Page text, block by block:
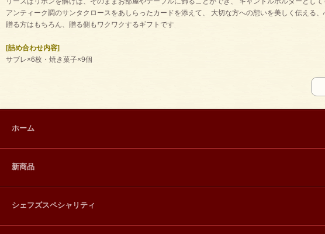
アンティーク調のサンタクロースをあしらったカードを添えて、 大切な方への想いを美しく伝える、
贈る方はもちろん、贈る側もワクワクするギフトです
[詰め合わせ内容]
サブレ×6枚・焼き菓子×9個
ホーム
新商品
シェフズスペシャリティ